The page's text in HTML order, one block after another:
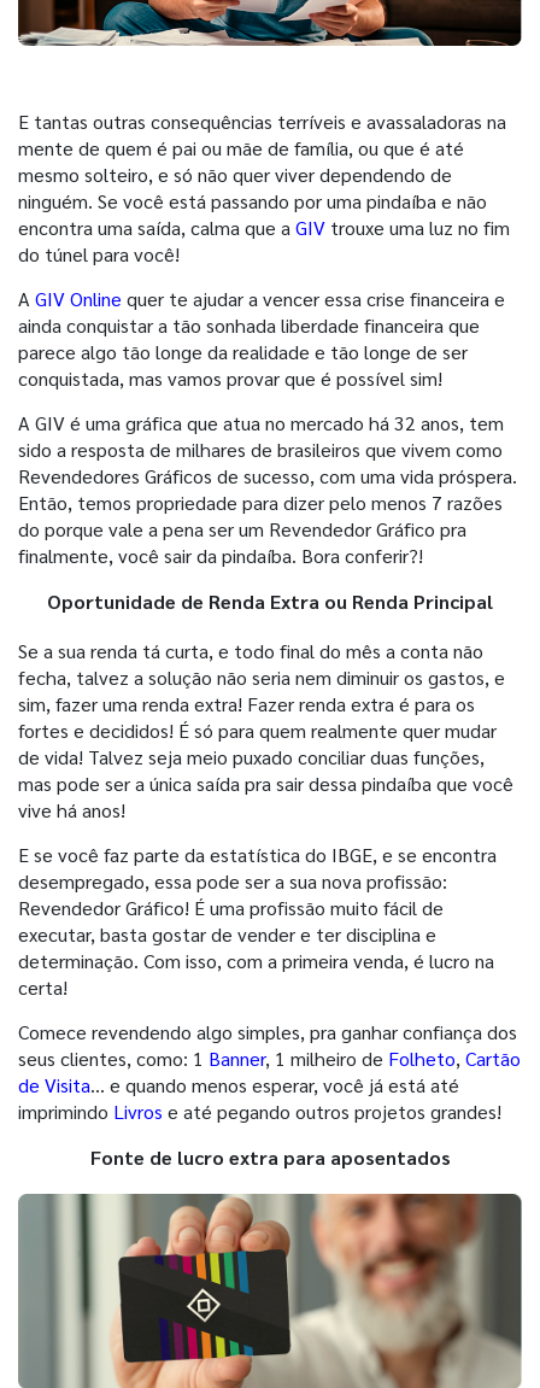
E tantas outras consequências terríveis e avassaladoras na
mente de quem é pai ou mãe de família, ou que é até
mesmo solteiro, e só não quer viver dependendo de
ninguém. Se você está passando por uma pindaíba e não
encontra uma saída, calma que aGIV trouxe uma luz no fim
do túnel para você!
A GIV Online quer te ajudar a vencer essa crise financeira e
ainda conquistar a tão sonhada liberdade financeira que
parece algo tão longe da realidade e tão longe de ser
conquistada, mas vamos provar que é possível sim!
A GIV é uma gráfica que atua no mercado há 32 anos, tem
sido a resposta de milhares de brasileiros que vivem como
Revendedores Gráficos de sucesso, com uma vida próspera.
Então, temos propriedade para dizer pelo menos 7 razões
do porque vale a pena ser um Revendedor Gráfico pra
finalmente, você sair da pindaíba. Bora conferir?!
Oportunidade de Renda Extra ou Renda Principal
Se a sua renda tá curta, e todo final do mês a conta não
fecha, talvez a solução não seria nem diminuir os gastos, e
sim, fazer uma renda extra! Fazer renda extra é para os
fortes e decididos! É só para quem realmente quer mudar
de vida! Talvez seja meio puxado conciliar duas funções,
mas pode ser a única saída pra sair dessa pindaíba que você
vive há anos!
E se você faz parte da estatística do IBGE, e se encontra
desempregado, essa pode ser a sua nova profissão:
Revendedor Gráfico! É uma profissão muito fácil de
executar, basta gostar de vender e ter disciplina e
determinação. Com isso, com a primeira venda, é lucro na
certa!
Comece revendendo algo simples, pra ganhar confiança dos
seus clientes, como: 1 Banner, 1 milheiro de Folheto,Cartão
de Visita… e quando menos esperar, você já está até
imprimindo Livros e até pegando outros projetos grandes!
Fonte de lucro extra para aposentados